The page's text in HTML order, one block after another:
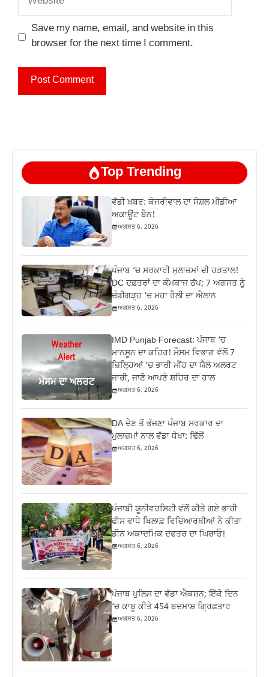
Save my name, email, and website in this
browser for the next time I comment.
Top Trending
ਵੱਡੀ ਖ਼ਬਰ: ਕੇਜਰੀਵਾਲ ਦਾ ਸੋਸ਼ਲ ਮੀਡੀਆ
ਅਕਾਊਂਟ ਬੈਨ!
ਅਗਸਤ 6, 2026
ਪੰਜਾਬ ‘ਚ ਸਰਕਾਰੀ ਮੁਲਾਜ਼ਮਾਂ ਦੀ ਹੜਤਾਲ!
DC ਦਫ਼ਤਰਾਂ ਦਾ ਕੰਮਕਾਜ ਠੱਪ; 7 ਅਗਸਤ ਨੂੰ
ਚੰਡੀਗੜ੍ਹ ‘ਚ ਮਹਾ ਰੈਲੀ ਦਾ ਐਲਾਨ
ਅਗਸਤ 6, 2026
IMD Punjab Forecast: ਪੰਜਾਬ ‘ਚ
ਮਾਨਸੂਨ ਦਾ ਕਹਿਰ! ਮੌਸਮ ਵਿਭਾਗ ਵੱਲੋਂ 7
ਜ਼ਿਲ੍ਹਿਆਂ ‘ਚ ਭਾਰੀ ਮੀਂਹ ਦਾ ਯੈਲੋ ਅਲਰਟ
ਜਾਰੀ, ਜਾਣੋ ਆਪਣੇ ਸ਼ਹਿਰ ਦਾ ਹਾਲ
ਅਗਸਤ 6, 2026
DA ਦੇਣ‌ ਤੋਂ ਭੱਜਣਾ ਪੰਜਾਬ ਸਰਕਾਰ ਦਾ
ਮੁਲਾਜ਼ਮਾਂ ਨਾਲ ਵੱਡਾ ਧੋਖਾ: ਢਿੱਲੋਂ
ਅਗਸਤ 6, 2026
ਪੰਜਾਬੀ ਯੂਨੀਵਰਸਿਟੀ ਵੱਲੋਂ ਕੀਤੇ ਗਏ ਭਾਰੀ
ਫੀਸ ਵਾਧੇ ਖਿਲਾਫ਼ ਵਿਦਿਆਰਥੀਆਂ ਨੇ ਕੀਤਾ
ਡੀਨ ਅਕਾਦਮਿਕ ਦਫਤਰ ਦਾ ਘਿਰਾਓ!
ਅਗਸਤ 6, 2026
ਪੰਜਾਬ ਪੁਲਿਸ ਦਾ ਵੱਡਾ ਐਕਸ਼ਨ; ਇੱਕੋ ਦਿਨ
‘ਚ ਕਾਬੂ ਕੀਤੇ 454 ਬਦਮਾਸ਼ ਗ੍ਰਿਫ਼ਤਾਰ
ਅਗਸਤ 6, 2026